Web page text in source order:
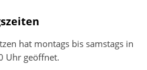
hat montags bis samstags in
Uhr geöffnet.